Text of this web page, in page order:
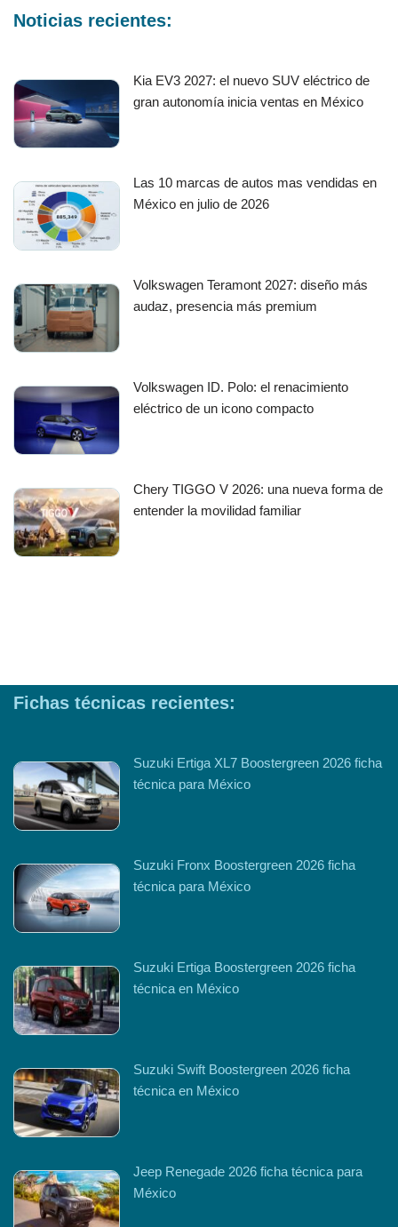
Noticias recientes:
Kia EV3 2027: el nuevo SUV eléctrico de
gran autonomía inicia ventas en México
Las 10 marcas de autos mas vendidas en
México en julio de 2026
Volkswagen Teramont 2027: diseño más
audaz, presencia más premium
Volkswagen ID. Polo: el renacimiento
eléctrico de un icono compacto
Chery TIGGO V 2026: una nueva forma de
entender la movilidad familiar
Fichas técnicas recientes:
Suzuki Ertiga XL7 Boostergreen 2026 ficha
técnica para México
Suzuki Fronx Boostergreen 2026 ficha
técnica para México
Suzuki Ertiga Boostergreen 2026 ficha
técnica en México
Suzuki Swift Boostergreen 2026 ficha
técnica en México
Jeep Renegade 2026 ficha técnica para
México